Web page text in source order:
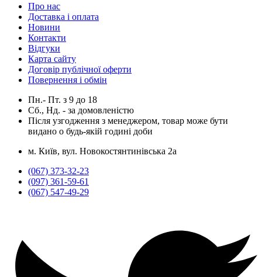
Про нас
Доставка і оплата
Новини
Контакти
Відгуки
Карта сайту
Договір публічної оферти
Повернення і обмін
Пн.- Пт. з 9 до 18
Сб., Нд. - за домовленістю
Після узгодження з менеджером, товар може бути
видано о будь-якій годині доби
м. Київ, вул. Новокостянтинівська 2а
(067) 373-32-23
(097) 361-59-61
(067) 547-49-29